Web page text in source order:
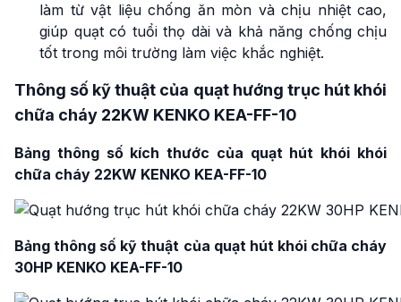
làm từ vật liệu chống ăn mòn và chịu nhiệt cao,
giúp quạt có tuổi thọ dài và khả năng chống chịu
tốt trong môi trường làm việc khắc nghiệt.
Thông số kỹ thuật của quạt hướng trục hút khói
chữa cháy 22KW KENKO KEA-FF-10
Bảng thông số kích thước của quạt hút khói khói
chữa cháy 22KW KENKO KEA-FF-10
Bảng thông số kỹ thuật của quạt hút khói chữa cháy
30HP KENKO KEA-FF-10